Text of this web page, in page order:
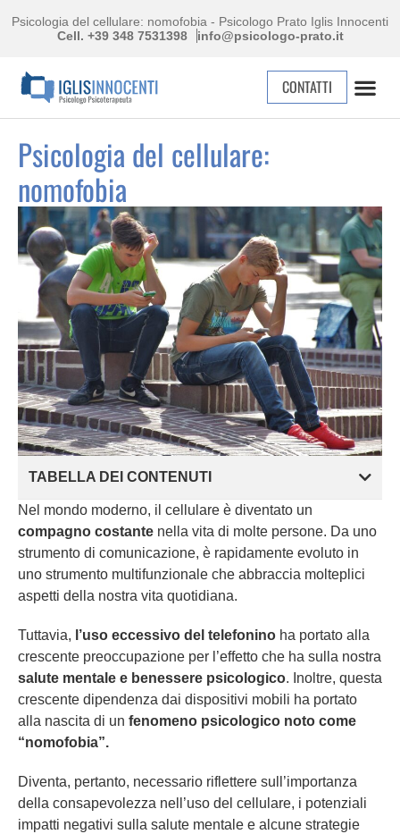
Psicologia del cellulare: nomofobia - Psicologo Prato Iglis Innocenti
Cell. +39 348 7531398
info@psicologo-prato.it
CONTATTI
Psicologia del cellulare:
nomofobia
TABELLA DEI CONTENUTI
Nel mondo moderno, il cellulare è diventato un
compagno costante nella vita di molte persone. Da uno
strumento di comunicazione, è rapidamente evoluto in
uno strumento multifunzionale che abbraccia molteplici
aspetti della nostra vita quotidiana.
Tuttavia, l’uso eccessivo del telefonino ha portato alla
crescente preoccupazione per l’effetto che ha sulla nostra
salute mentale e benessere psicologico. Inoltre, questa
crescente dipendenza dai dispositivi mobili ha portato
alla nascita di un fenomeno psicologico noto come
“nomofobia”.
Diventa, pertanto, necessario riflettere sull’importanza
della consapevolezza nell’uso del cellulare, i potenziali
impatti negativi sulla salute mentale e alcune strategie